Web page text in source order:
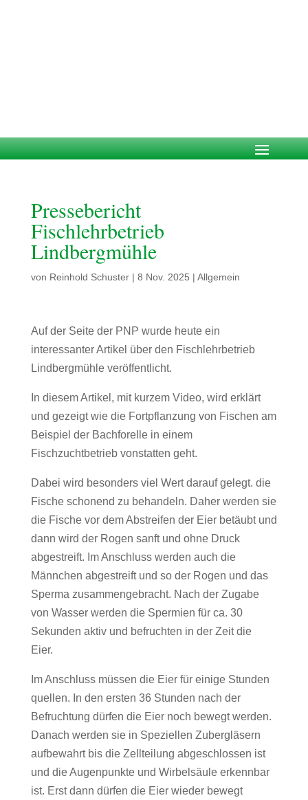
Pressebericht
Fischlehrbetrieb
Lindbergmühle
von Reinhold Schuster| 8 Nov. 2025 | Allgemein
Auf der Seite der PNP wurde heute ein
interessanter Artikel über den Fischlehrbetrieb
Lindbergmühle veröffentlicht.
In diesem Artikel, mit kurzem Video, wird erklärt
und gezeigt wie die Fortpflanzung von Fischen am
Beispiel der Bachforelle in einem
Fischzuchtbetrieb vonstatten geht.
Dabei wird besonders viel Wert darauf gelegt. die
Fische schonend zu behandeln. Daher werden sie
die Fische vor dem Abstreifen der Eier betäubt und
dann wird der Rogen sanft und ohne Druck
abgestreift. Im Anschluss werden auch die
Männchen abgestreift und so der Rogen und das
Sperma zusammengebracht. Nach der Zugabe
von Wasser werden die Spermien für ca. 30
Sekunden aktiv und befruchten in der Zeit die
Eier.
Im Anschluss müssen die Eier für einige Stunden
quellen. In den ersten 36 Stunden nach der
Befruchtung dürfen die Eier noch bewegt werden.
Danach werden sie in Speziellen Zubergläsern
aufbewahrt bis die Zellteilung abgeschlossen ist
und die Augenpunkte und Wirbelsäule erkennbar
ist. Erst dann dürfen die Eier wieder bewegt